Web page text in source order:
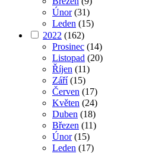
Únor(31)
Leden (15)
2022 (162)
Prosinec (14)
Listopad (20)
Říjen (11)
Září(15)
Červen (17)
Květen (24)
Duben (18)
Březen (11)
Únor(15)
Leden (17)